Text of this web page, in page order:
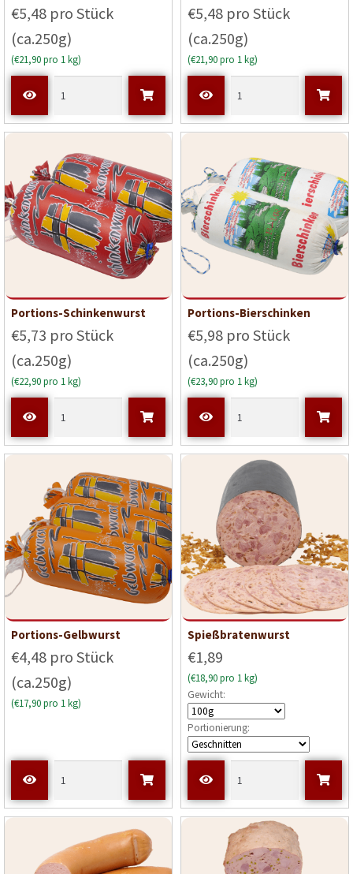
€5,48 pro Stück
(ca.250g)
(€21,90 pro 1 kg)
€5,48 pro Stück
(ca.250g)
(€21,90 pro 1 kg)
Portions-Schinkenwurst
€5,73 pro Stück
(ca.250g)
(€22,90 pro 1 kg)
Portions-Bierschinken
€5,98 pro Stück
(ca.250g)
(€23,90 pro 1 kg)
Portions-Gelbwurst
€4,48 pro Stück
(ca.250g)
(€17,90 pro 1 kg)
Spießbratenwurst
€1,89
(€18,90 pro 1 kg)
Gewicht:
Portionierung: